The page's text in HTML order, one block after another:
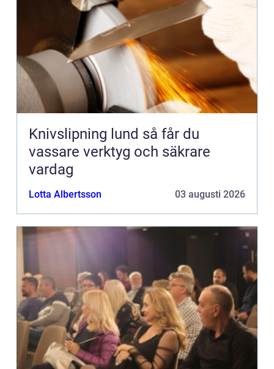
Knivslipning lund så får du
vassare verktyg och säkrare
vardag
Lotta Albertsson 03 augusti 2026